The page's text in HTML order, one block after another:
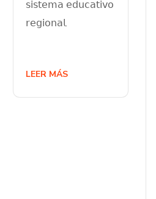
𝗌𝗂𝗌𝗍𝖾𝗆𝖺 𝖾𝖽𝗎𝖼𝖺𝗍𝗂𝗏𝗈
𝗋𝖾𝗀𝗂𝗈𝗇𝖺𝗅.
LEER MÁS